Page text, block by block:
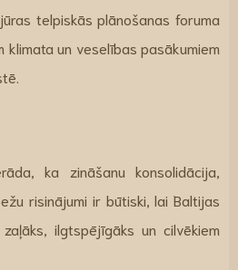
telpiskās plānošanas foruma
klimata un veselības pasākumiem
ka zināšanu konsolidācija,
risinājumi ir būtiski, lai Baltijas
ilgtspējīgāks un cilvēkiem